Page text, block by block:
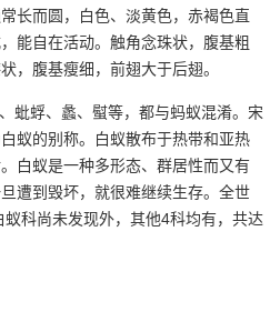
长而圆，白色、淡黄色，赤褐色直
能自在活动。触角念珠状，腹基粗
，腹基瘦细，前翅大于后翅。
蚍蜉、蠡、螱等，都与蚂蚁混淆。宋
蚁的别称。白蚁散布于热带和亚热
白蚁是一种多形态、群居性而又有
遭到毁坏，就很难继续生存。全世
科尚未发现外，其他4科均有，共达